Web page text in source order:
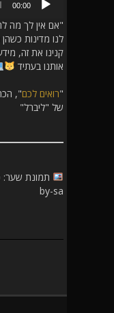
אודיו
00:00
"אם אין לך מה
לנו מדינות
קנינו את זה,
אותנו בעתיד
"רואים לכם
של "ליברל"
תמונת שער:
by-sa